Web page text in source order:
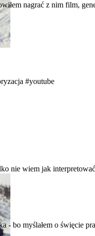
nagrać z nim film,
#youtube
nie wiem jak
- bo myślałem o święcie